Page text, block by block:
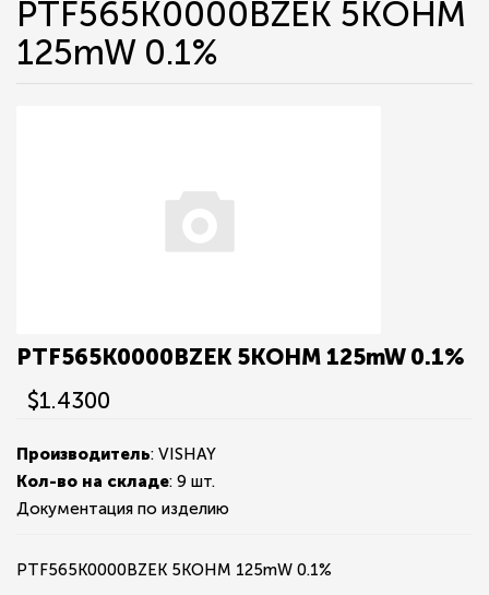
PTF565K0000BZEK 5KOHM
125mW 0.1%
PTF565K0000BZEK 5KOHM 125mW 0.1%
$1.4300
Производитель: VISHAY
Кол-во на складе: 9 шт.
Документация по изделию
PTF565K0000BZEK 5KOHM 125mW 0.1%